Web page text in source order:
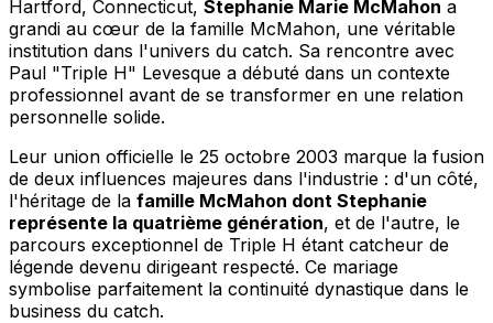
Hartford, Connecticut, Stephanie Marie McMahon a
grandi au cœur de la famille McMahon, une véritable
institution dans l'univers du catch. Sa rencontre avec
Paul "Triple H" Levesque a débuté dans un contexte
professionnel avant de se transformer en une relation
personnelle solide.
Leur union officielle le 25 octobre 2003 marque la fusion
de deux influences majeures dans l'industrie : d'un côté,
l'héritage de la famille McMahon dont Stephanie
représente la quatrième génération, et de l'autre, le
parcours exceptionnel de Triple H étant catcheur de
légende devenu dirigeant respecté. Ce mariage
symbolise parfaitement la continuité dynastique dans le
business du catch.